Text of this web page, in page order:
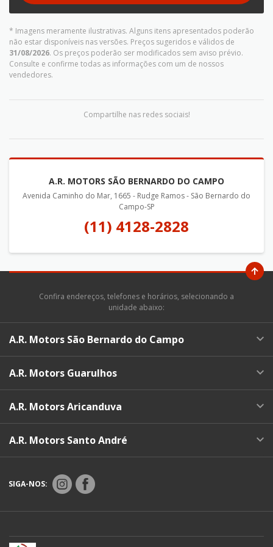
* Imagens meramente ilustrativas. Alguns itens apresentados poderão
não estar disponíveis nas versões. Preços sugeridos e válidos de
31/08/2026. Os preços poderão ser modificados sem aviso prévio.
Consulte e confirme todas as informações com um de nossos
vendedores.
Compartilhe nas redes sociais!
A.R. MOTORS SÃO BERNARDO DO CAMPO
Avenida Caminho do Mar, 1665 - Rudge Ramos - São Bernardo do
Campo-SP
(11) 4128-2828
Confira endereços, telefones e horários, selecionando a
unidade abaixo:
A.R. Motors São Bernardo do Campo
A.R. Motors Guarulhos
A.R. Motors Aricanduva
A.R. Motors Santo André
SIGA-NOS: